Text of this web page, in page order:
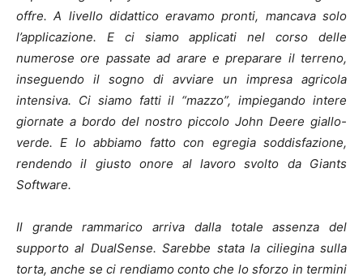
offre. A livello didattico eravamo pronti, mancava solo
l’applicazione. E ci siamo applicati nel corso delle
numerose ore passate ad arare e preparare il terreno,
inseguendo il sogno di avviare un impresa agricola
intensiva. Ci siamo fatti il “mazzo”, impiegando intere
giornate a bordo del nostro piccolo John Deere giallo-
verde. E lo abbiamo fatto con egregia soddisfazione,
rendendo il giusto onore al lavoro svolto da Giants
Software.
Il grande rammarico arriva dalla totale assenza del
supporto al DualSense. Sarebbe stata la ciliegina sulla
torta, anche se ci rendiamo conto che lo sforzo in termini